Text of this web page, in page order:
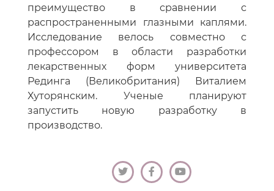
преимущество в сравнении с
распространенными глазными каплями.
Исследование велось совместно с
профессором в области разработки
лекарственных форм университета
Рединга (Великобритания) Виталием
Хуторянским. Ученые планируют
запустить новую разработку в
производство.